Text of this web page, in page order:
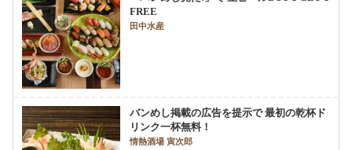
FREE
田中水産
バンめし掲載の広告を提示で 最初の乾杯ド
リンク一杯無料！
情熱酒場 寅次郎